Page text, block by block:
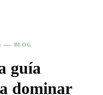
BLOG
guía
dominar